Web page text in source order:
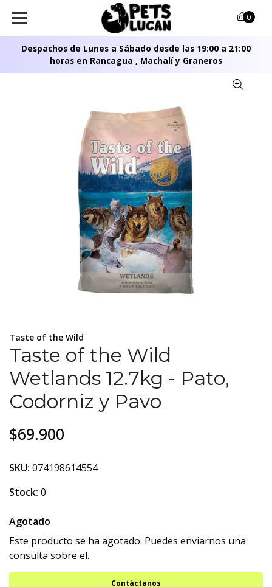
Despachos de Lunes a Sábado desde las 19:00 a 21:00
horas en Rancagua , Machalí y Graneros
0
Taste of the Wild
Taste of the Wild
Wetlands 12.7kg - Pato,
Codorniz y Pavo
$69.900
SKU: 074198614554
Stock: 0
Agotado
Este producto se ha agotado. Puedes enviarnos una
consulta sobre el.
Contáctanos